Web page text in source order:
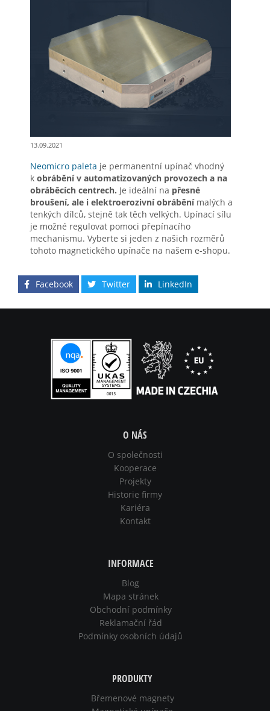
13.09.2021
Neomicro paleta je permanentní upínač vhodný
k obrábění v automatizovaných provozech a na
obráběcích centrech. Je ideální na přesné
broušení, ale i elektroerozivní obrábění malých a
tenkých dílců, stejně tak těch velkých. Upínací sílu
je možné regulovat pomoci přepínacího
mechanismu. Vyberte si jeden z našich rozměrů
tohoto magnetického upínače na našem e-shopu.
Facebook Twitter LinkedIn
O NÁS
O společnosti
Kooperace
Projekty
Historie firmy
Kariéra
Kontakt
INFORMACE
Blog
Mapa stránek
Obchodní podmínky
Reklamační řád
Podmínky osobních údajů
PRODUKTY
Břemenové magnety